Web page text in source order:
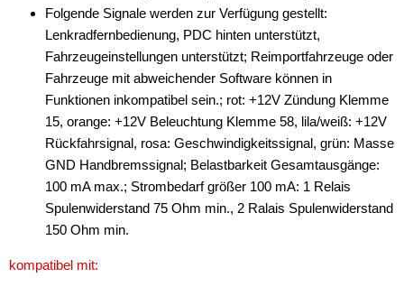
für Audi
für BMW
für Chevrolet
für Chrysler
für Citroen
alle Signale
alle Signale + LFB
Alpine
Folgende Signale werden zur Verfügung gestellt:
Lenkradfernbedienung, PDC hinten unterstützt,
Fahrzeugeinstellungen unterstützt; Reimportfahrzeuge oder
Fahrzeuge mit abweichender Software können in
Funktionen inkompatibel sein.; rot: +12V Zündung Klemme
15, orange: +12V Beleuchtung Klemme 58, lila/weiß: +12V
Rückfahrsignal, rosa: Geschwindigkeitssignal, grün: Masse
GND Handbremssignal; Belastbarkeit Gesamtausgänge:
100 mA max.; Strombedarf größer 100 mA: 1 Relais
Spulenwiderstand 75 Ohm min., 2 Ralais Spulenwiderstand
150 Ohm min.
kompatibel mit: